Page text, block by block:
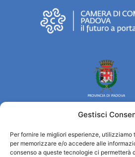
Gestisci
Per fornire le migliori esperienze,
per memorizzare e/o accedere alle
consenso a queste tecnologie ci permetterà
Turismo Padova